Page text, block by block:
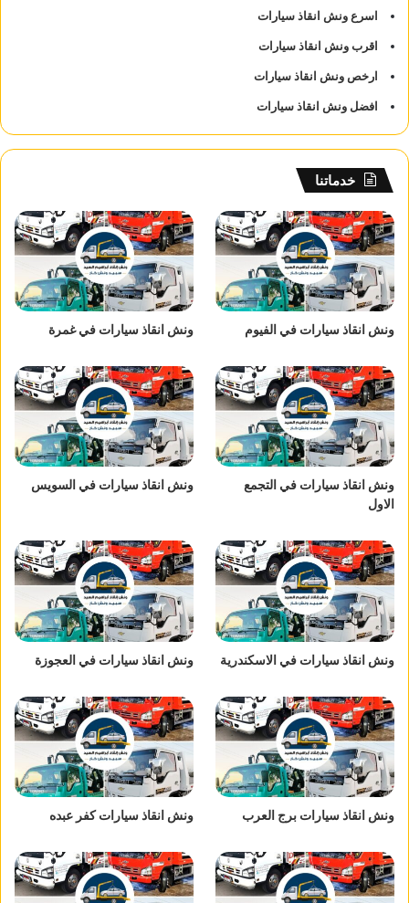
اسرع ونش انقاذ سيارات
اقرب ونش انقاذ سيارات
ارخص ونش انقاذ سيارات
افضل ونش انقاذ سيارات
خدماتنا
ونش انقاذ سيارات في الفيوم ونش انقاذ سيارات في غمرة
ونش انقاذ سيارات في التجمع
الاول
ونش انقاذ سيارات في السويس
ونش انقاذ سيارات في الاسكندرية ونش انقاذ سيارات في العجوزة
ونش انقاذ سيارات برج العرب ونش انقاذ سيارات كفر عبده